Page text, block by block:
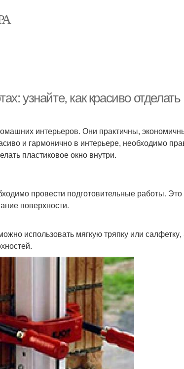
узнайте, как красиво отделать
интерьеров. Они практичны,
и гармонично в интерьере, необходимо
пластиковое окно внутри.
провести подготовительные работы.
поверхности.
использовать мягкую тряпку или салфетку,